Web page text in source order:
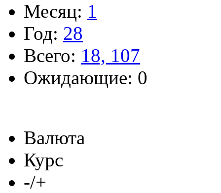
Месяц: 1
Год: 28
Всего: 18, 107
Ожидающие: 0
Валюта
Курс
-/+